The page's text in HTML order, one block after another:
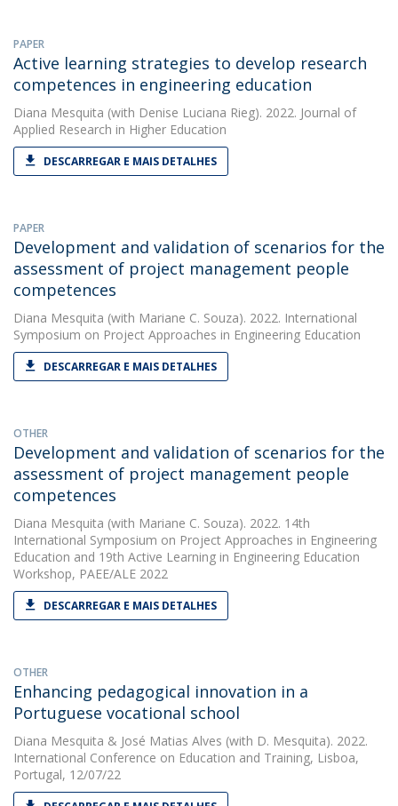
PAPER
Active learning strategies to develop research
competences in engineering education
Diana Mesquita (with Denise Luciana Rieg). 2022. Journal of
Applied Research in Higher Education
DESCARREGAR E MAIS DETALHES
PAPER
Development and validation of scenarios for the
assessment of project management people
competences
Diana Mesquita (with Mariane C. Souza). 2022. International
Symposium on Project Approaches in Engineering Education
DESCARREGAR E MAIS DETALHES
OTHER
Development and validation of scenarios for the
assessment of project management people
competences
Diana Mesquita (with Mariane C. Souza). 2022. 14th
International Symposium on Project Approaches in Engineering
Education and 19th Active Learning in Engineering Education
Workshop, PAEE/ALE 2022
DESCARREGAR E MAIS DETALHES
OTHER
Enhancing pedagogical innovation in a
Portuguese vocational school
Diana Mesquita & José Matias Alves (with D. Mesquita). 2022.
International Conference on Education and Training, Lisboa,
Portugal, 12/07/22